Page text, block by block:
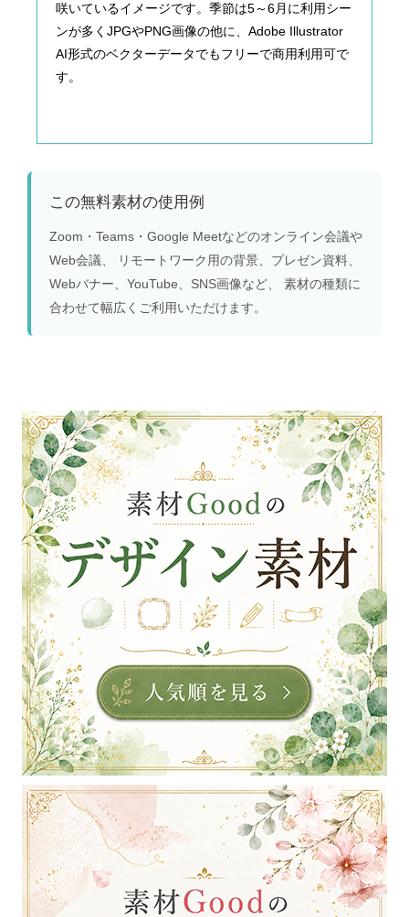
咲いているイメージです。季節は5～6月に利用シー
ンが多くJPGやPNG画像の他に、Adobe Illustrator
AI形式のベクターデータでもフリーで商用利用可で
す。
この無料素材の使用例
Zoom・Teams・Google Meetなどのオンライン会議や
Web会議、 リモートワーク用の背景、プレゼン資料、
Webバナー、YouTube、SNS画像など、 素材の種類に
合わせて幅広くご利用いただけます。